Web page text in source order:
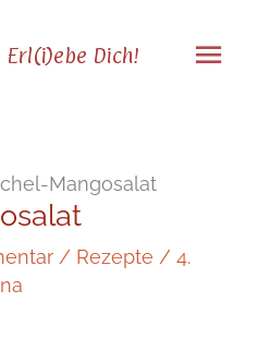
Erl(i)ebe Dich!
Mangosalat
/ Rezepte /4.